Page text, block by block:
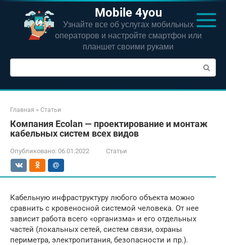
Перейти
контенту
Mobile 4you
Узнайте все об услугах мобильных
операторов и настройте смартфон или
планшет своими руками
Поиск:
Главная » Статьи
Компания Ecolan — проектирование и монтаж
кабельных систем всех видов
Опубликовано: 06.01.2022 Статьи
Кабельную инфраструктуру любого объекта можно
сравнить с кровеносной системой человека. От нее
зависит работа всего «организма» и его отдельных
частей (локальных сетей, систем связи, охраны
периметра, электропитания, безопасности и пр.).